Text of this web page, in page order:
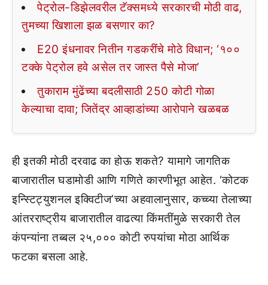
पेट्रोल-डिझेलवरील टॅक्समध्ये सरकारची मोठी वाढ,
तुमच्या खिशाला झळ बसणार का?
E20 इंधनावर नितीन गडकरींचे मोठे विधान; ‘१००
टक्के पेट्रोल हवे असेल तर जास्त पैसे मोजा’
तुकाराम मुंढेंच्या बदलीसाठी 250 कोटी गोळा
केल्याचा दावा; जितेंद्र आव्हाडांच्या आरोपाने खळबळ
ही इतकी मोठी दरवाढ का होऊ शकते? यामागे जागतिक
बाजारातील घडामोडी आणि गणिते कारणीभूत आहेत. ‘कोटक
इन्स्टिट्युशनल इक्विटीज’च्या अहवालानुसार, कच्च्या तेलाच्या
आंतरराष्ट्रीय बाजारातील वाढत्या किंमतींमुळे सरकारी तेल
कंपन्यांना तब्बल २५,००० कोटी रुपयांचा मोठा आर्थिक
फटका बसला आहे.